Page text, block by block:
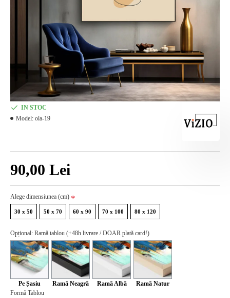
90,00 Lei
IN STOC
Model: ola-19
Alege dimensiunea (cm)
30 x 50 50 x 70 60 x 90 70 x 100 80 x 120
Opțional: Ramă tablou (+48h livrare / DOAR plată card!)
Pe Șasiu Ramă Neagră Ramă Albă
Ramă Natur
Formă Tablou